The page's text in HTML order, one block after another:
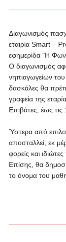
Διαγωνισμός
εταιρία Smart –
εφημερίδα "Η
Ο διαγωνισμός
νηπιαγωγείων
δασκάλες θα
γραφεία της
Επιβάτες, έως τις
Ύστερα από
αποσταλλεί, εκ
φορείς και
Επίσης, θα
το όνομα του